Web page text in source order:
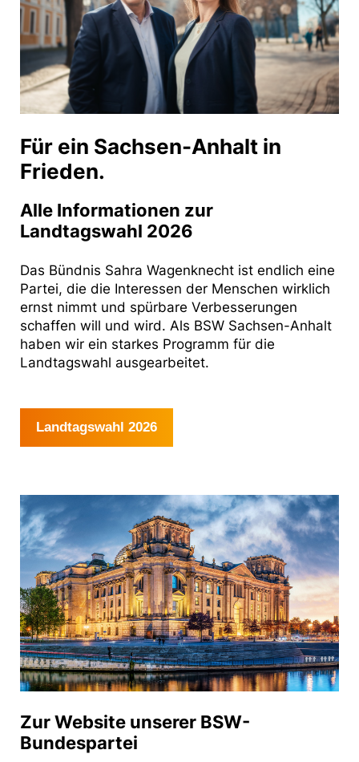
Für ein Sachsen-Anhalt in
Frieden.
Alle Informationen zur
Landtagswahl 2026
Das Bündnis Sahra Wagenknecht ist endlich eine
Partei, die die Interessen der Menschen wirklich
ernst nimmt und spürbare Verbesserungen
schaffen will und wird. Als BSW Sachsen-Anhalt
haben wir ein starkes Programm für die
Landtagswahl ausgearbeitet.
Landtagswahl 2026
Zur Website unserer BSW-
Bundespartei